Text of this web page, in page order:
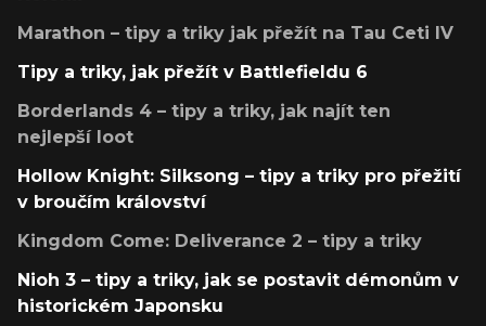
Marathon – tipy a triky jak přežít na Tau Ceti IV
Tipy a triky, jak přežít v Battlefieldu 6
Borderlands 4 – tipy a triky, jak najít ten
nejlepší loot
Hollow Knight: Silksong – tipy a triky pro přežití
v broučím království
Kingdom Come: Deliverance 2 – tipy a triky
Nioh 3 – tipy a triky, jak se postavit démonům v
historickém Japonsku